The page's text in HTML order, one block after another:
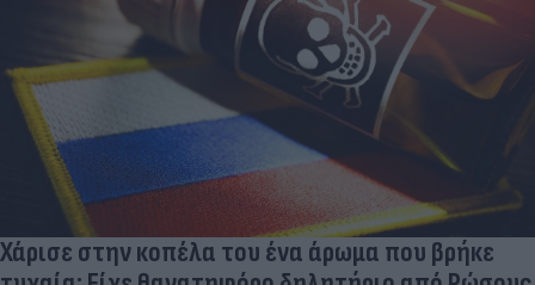
Χάρισε στην κοπέλα του ένα άρωμα που βρήκε